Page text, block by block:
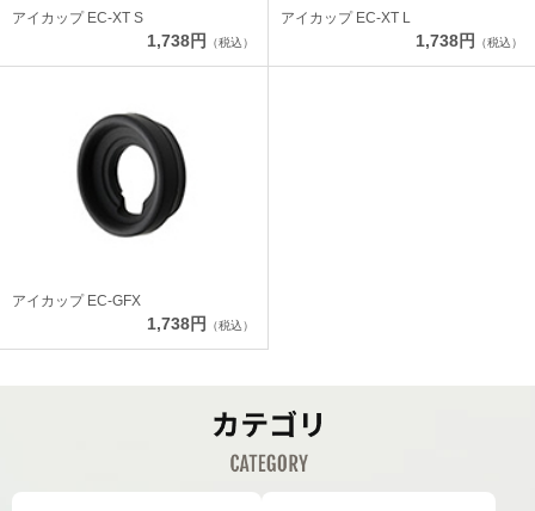
アイカップ EC-XT S
1,738円 （税込）
アイカップ EC-XT L
1,738円 （税込）
アイカップ EC-GFX
1,738円 （税込）